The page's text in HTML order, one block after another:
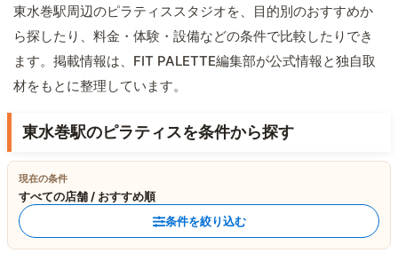
東水巻駅周辺のピラティススタジオを、目的別のおすすめか
ら探したり、料金・体験・設備などの条件で比較したりでき
ます。掲載情報は、FIT PALETTE編集部が公式情報と独自取
材をもとに整理しています。
東水巻駅のピラティスを条件から探す
現在の条件
すべての店舗 / おすすめ順
条件を絞り込む